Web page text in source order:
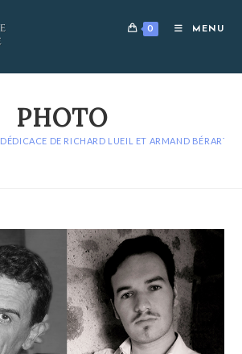
0 MENU
PHOTO
DÉDICACE DE RICHARD LUEIL ET ARMAND BÉRART